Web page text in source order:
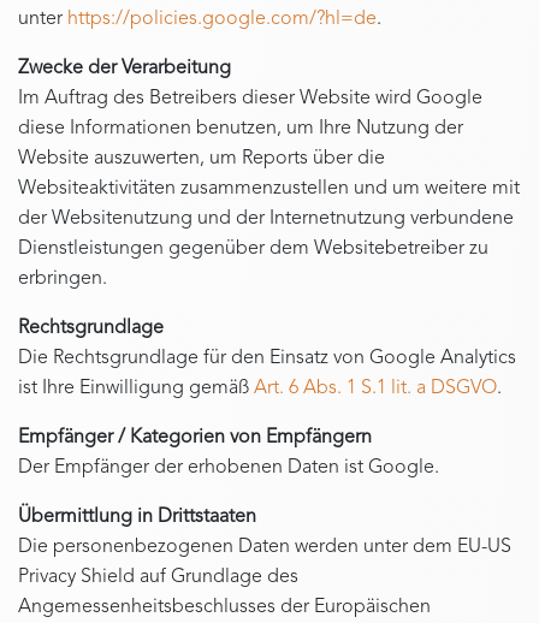
unter https://policies.google.com/?hl=de.
Zwecke der Verarbeitung
Im Auftrag des Betreibers dieser Website wird Google
diese Informationen benutzen, um Ihre Nutzung der
Website auszuwerten, um Reports über die
Websiteaktivitäten zusammenzustellen und um weitere mit
der Websitenutzung und der Internetnutzung verbundene
Dienstleistungen gegenüber dem Websitebetreiber zu
erbringen.
Rechtsgrundlage
Die Rechtsgrundlage für den Einsatz von Google Analytics
ist Ihre Einwilligung gemäß Art. 6 Abs. 1 S.1 lit. a DSGVO.
Empfänger / Kategorien von Empfängern
Der Empfänger der erhobenen Daten ist Google.
Übermittlung in Drittstaaten
Die personenbezogenen Daten werden unter dem EU-US
Privacy Shield auf Grundlage des
Angemessenheitsbeschlusses der Europäischen